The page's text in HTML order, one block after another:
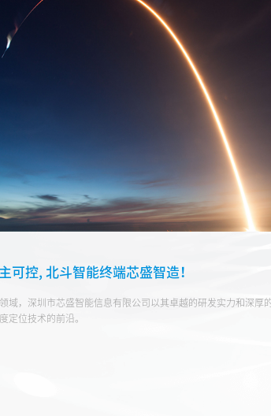
可控, 北斗智能终端芯盛智造！
域，深圳市芯盛智能信息有限公司以其卓越的研发实力和深厚
定位技术的前沿。